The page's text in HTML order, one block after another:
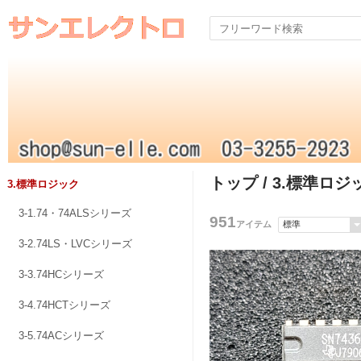
3.標準ロジック
3-1.74・74ALSシリーズ
3-2.74LS・LVCシリーズ
3-3.74HCシリーズ
3-4.74HCTシリーズ
3-5.74ACシリーズ
トップ/ 3.標準ロジ
951アイテム